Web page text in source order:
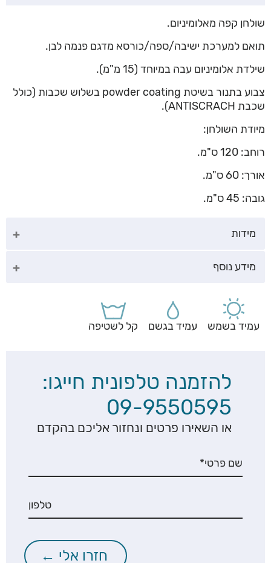
שולחן קפה מאלומיניום.
תואם למערכת ישיבה/ספה/כורסא מדגם פנמה לבן.
שילדת אלומיניום עבה במיוחד (15 מ"מ).
צבוע בתנור בשיטת powder coating בשלוש שכבות (כולל
שכבת ANTISCRACH).
מיודת השולחן:
רוחב: 120 ס"מ.
אורך: 60 ס"מ.
גובה: 45 ס"מ.
מידות
מידע נוסף
עמיד בשמש עמיד בגשם קל לשטיפה
להזמנה טלפונית חייגו:
09-9550595
או השאירו פרטים ונחזור אליכם בהקדם